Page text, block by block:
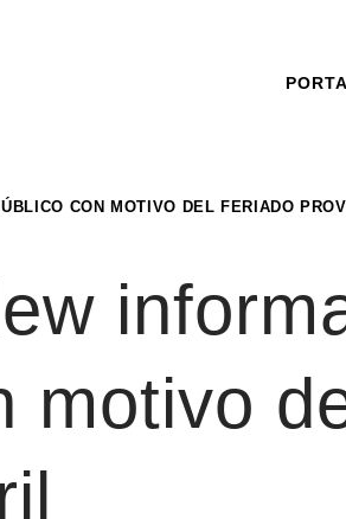
CON MOTIVO DEL FERIADO
motivo